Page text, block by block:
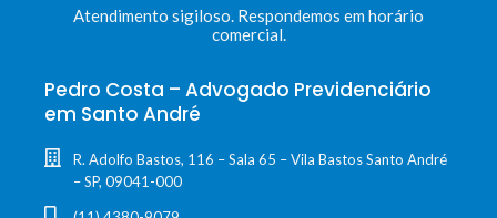
Atendimento sigiloso. Respondemos em horário
comercial.
Pedro Costa – Advogado Previdenciário
em Santo André
R. Adolfo Bastos, 116 – Sala 65 – Vila Bastos Santo André
– SP, 09041-000